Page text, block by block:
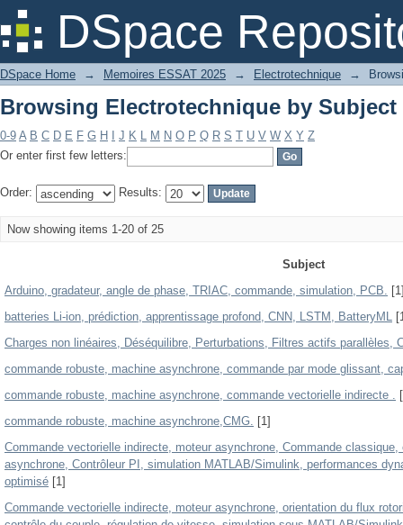
DSpace
Browsing Electrotechnique by Subject
DSpace Home → Memoires ESSAT 2025 → Electrotechnique →
Browsing Electrotechnique by Subject
0-9 A B C D E F G H J K L M N O P Q R S T U V W X Y Z
Or enter first few letters:
Order: Results:
Now showing items 1-20 of 25
Subject
Arduino, gradateur, angle de phase, TRIAC, commande, simulation, PCB.
batteries Li-ion, prédiction, apprentissage profond, CNN, LSTM, BatteryML
Charges non linéaires, Déséquilibre, Perturbations, Filtres actifs parallèles,
commande robuste, machine asynchrone, commande par mode glissant,
commande robuste, machine asynchrone, commande vectorielle indirecte .
commande robuste, machine asynchrone,CMG. [1]
Commande vectorielle indirecte, moteur asynchrone, Commande
asynchrone, Contrôleur PI, simulation MATLAB/Simulink, performances
optimisé [1]
Commande vectorielle indirecte, moteur asynchrone, orientation du flux